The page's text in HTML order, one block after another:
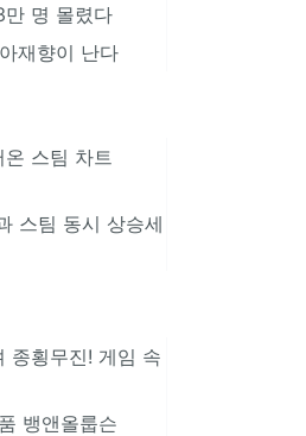
만 명 몰렸다
재향이 난다
스팀 차트
스팀 동시 상승세
종횡무진! 게임 속
뱅앤올룹슨